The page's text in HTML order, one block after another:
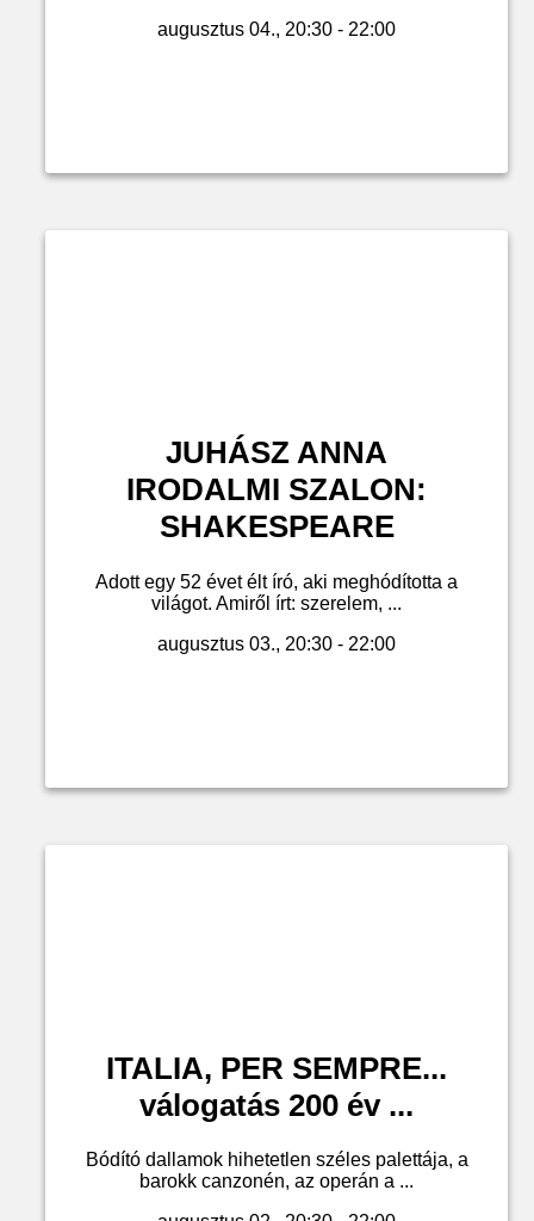
augusztus 04., 20:30 - 22:00
JUHÁSZ ANNA
IRODALMI SZALON:
SHAKESPEARE
Adott egy 52 évet élt író, aki meghódította a
világot. Amiről írt: szerelem, ...
augusztus 03., 20:30 - 22:00
ITALIA, PER SEMPRE...
válogatás 200 év ...
Bódító dallamok hihetetlen széles palettája, a
barokk canzonén, az operán a ...